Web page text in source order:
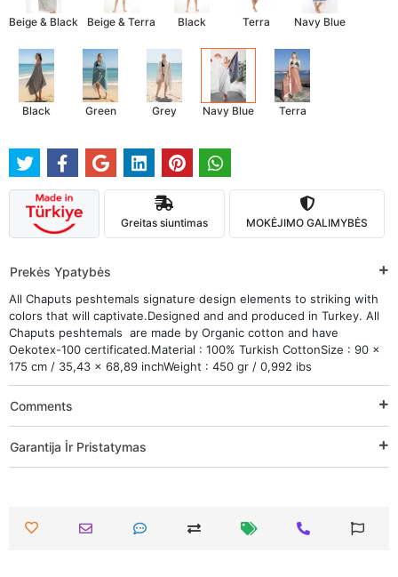
Beige & Black Beige & Terra Black Terra Navy Blue
Black Green Grey Navy Blue Terra
Greitas siuntimas MOKĖJIMO GALIMYBĖS
Prekės Ypatybės
All Chaputs peshtemals signature design elements to striking with
colors that will captivate.Designed and and produced in Turkey. All
Chaputs peshtemals are made by Organic cotton and have
Oekotex-100 certificated.Material : 100% Turkish CottonSize : 90 x
175 cm / 35,43 x 68,89 inchWeight : 450 gr / 0,992 ibs
Comments
Garantija İr Pristatymas